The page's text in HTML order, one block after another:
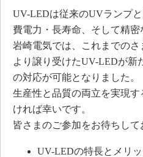
UV-LEDは従来のUVランプ
費電力・長寿命、そして精
岩崎電気では、これまでの
より譲り受けたUV-LEDが新
の対応が可能となりました。
生産性と品質の両立を実現
ければ幸いです。
皆さまのご参加をお待ちして
UV-LEDの特長とメリ